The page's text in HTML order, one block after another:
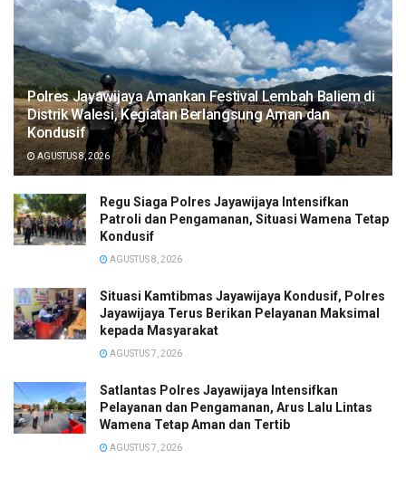
Polres Jayawijaya Amankan Festival Lembah Baliem di
Distrik Walesi, Kegiatan Berlangsung Aman dan
Kondusif
AGUSTUS 8, 2026
Regu Siaga Polres Jayawijaya Intensifkan
Patroli dan Pengamanan, Situasi Wamena Tetap
Kondusif
AGUSTUS 8, 2026
Situasi Kamtibmas Jayawijaya Kondusif, Polres
Jayawijaya Terus Berikan Pelayanan Maksimal
kepada Masyarakat
AGUSTUS 7, 2026
Satlantas Polres Jayawijaya Intensifkan
Pelayanan dan Pengamanan, Arus Lalu Lintas
Wamena Tetap Aman dan Tertib
AGUSTUS 7, 2026